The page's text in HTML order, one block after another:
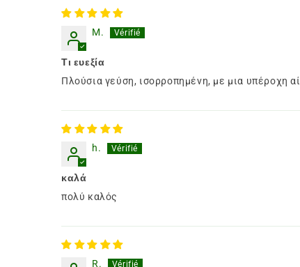
M.
Τι ευεξία
Πλούσια γεύση, ισορροπημένη, με μια υπέροχη
h.
καλά
πολύ καλός
R.